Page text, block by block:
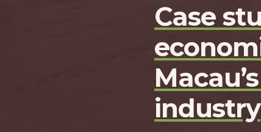
Case
industry